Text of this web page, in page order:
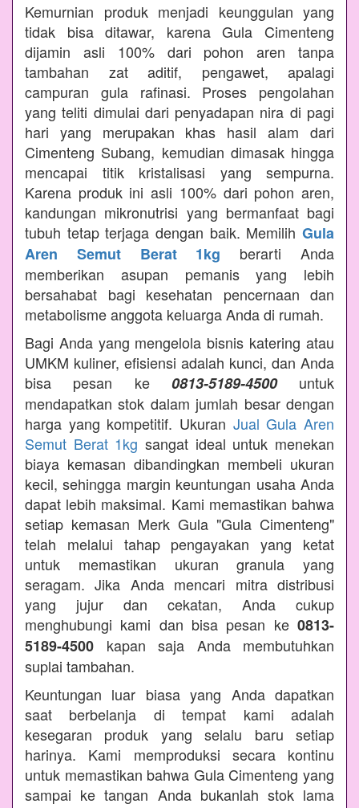
Kemurnian produk menjadi keunggulan yang
tidak bisa ditawar, karena Gula Cimenteng
dijamin asli 100% dari pohon aren tanpa
tambahan zat aditif, pengawet, apalagi
campuran gula rafinasi. Proses pengolahan
yang teliti dimulai dari penyadapan nira di pagi
hari yang merupakan khas hasil alam dari
Cimenteng Subang, kemudian dimasak hingga
mencapai titik kristalisasi yang sempurna.
Karena produk ini asli 100% dari pohon aren,
kandungan mikronutrisi yang bermanfaat bagi
tubuh tetap terjaga dengan baik. Memilih Gula
Aren Semut Berat 1kg berarti Anda
memberikan asupan pemanis yang lebih
bersahabat bagi kesehatan pencernaan dan
metabolisme anggota keluarga Anda di rumah.
Bagi Anda yang mengelola bisnis katering atau
UMKM kuliner, efisiensi adalah kunci, dan Anda
bisa pesan ke 0813-5189-4500untuk
mendapatkan stok dalam jumlah besar dengan
harga yang kompetitif. Ukuran Jual Gula Aren
Semut Berat 1kg sangat ideal untuk menekan
biaya kemasan dibandingkan membeli ukuran
kecil, sehingga margin keuntungan usaha Anda
dapat lebih maksimal. Kami memastikan bahwa
setiap kemasan Merk Gula "Gula Cimenteng"
telah melalui tahap pengayakan yang ketat
untuk memastikan ukuran granula yang
seragam. Jika Anda mencari mitra distribusi
yang jujur dan cekatan, Anda cukup
menghubungi kami dan bisa pesan ke 0813-
5189-4500 kapan saja Anda membutuhkan
suplai tambahan.
Keuntungan luar biasa yang Anda dapatkan
saat berbelanja di tempat kami adalah
kesegaran produk yang selalu baru setiap
harinya. Kami memproduksi secara kontinu
untuk memastikan bahwa Gula Cimenteng yang
sampai ke tangan Anda bukanlah stok lama